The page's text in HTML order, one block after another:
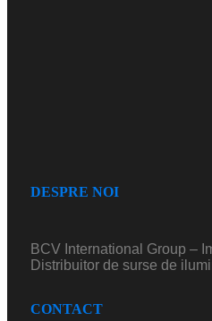
DESPRE NOI
BCV International Group –
Distribuitor de surse de
CONTACT